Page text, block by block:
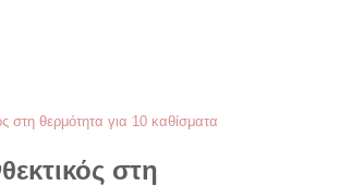
στη θερμότητα για 10 καθίσματα
στη